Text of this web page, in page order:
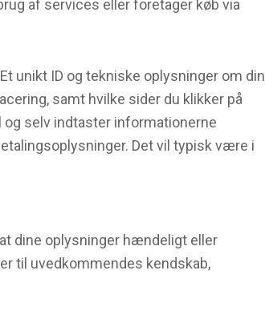
af services eller foretager køb via
unikt ID og tekniske oplysninger om din
samt hvilke sider du klikker på
selv indtaster informationerne
Det vil typisk være i
dine oplysninger hændeligt eller
til uvedkommendes kendskab,